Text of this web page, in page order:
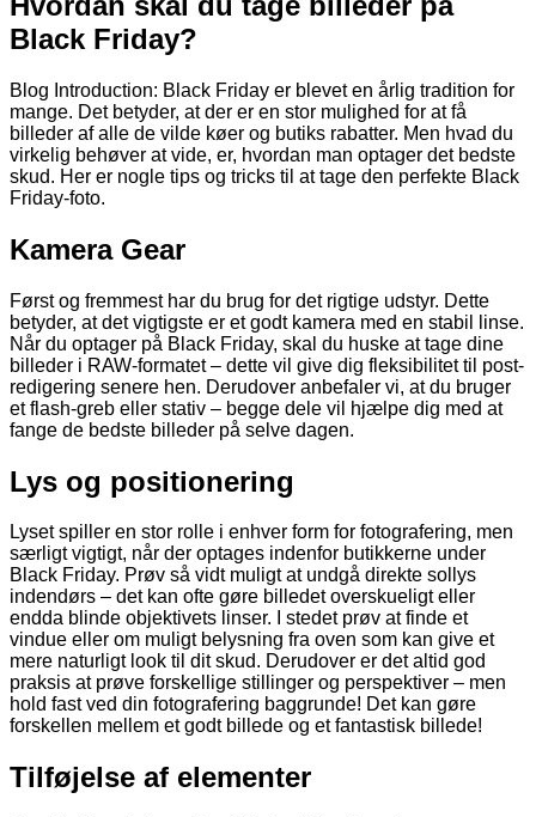
Black Friday?
Blog Introduction: Black Friday er blevet en årlig tradition for
mange. Det betyder, at der er en stor mulighed for at få
billeder af alle de vilde køer og butiks rabatter. Men hvad du
virkelig behøver at vide, er, hvordan man optager det bedste
skud. Her er nogle tips og tricks til at tage den perfekte Black
Friday-foto.
Kamera Gear
Først og fremmest har du brug for det rigtige udstyr. Dette
betyder, at det vigtigste er et godt kamera med en stabil linse.
Når du optager på Black Friday, skal du huske at tage dine
billeder i RAW-formatet – dette vil give dig fleksibilitet til post-
redigering senere hen. Derudover anbefaler vi, at du bruger
et flash-greb eller stativ – begge dele vil hjælpe dig med at
fange de bedste billeder på selve dagen.
Lys og positionering
Lyset spiller en stor rolle i enhver form for fotografering, men
særligt vigtigt, når der optages indenfor butikkerne under
Black Friday. Prøv så vidt muligt at undgå direkte sollys
indendørs – det kan ofte gøre billedet overskueligt eller
endda blinde objektivets linser. I stedet prøv at finde et
vindue eller om muligt belysning fra oven som kan give et
mere naturligt look til dit skud. Derudover er det altid god
praksis at prøve forskellige stillinger og perspektiver – men
hold fast ved din fotografering baggrunde! Det kan gøre
forskellen mellem et godt billede og et fantastisk billede!
Tilføjelse af elementer